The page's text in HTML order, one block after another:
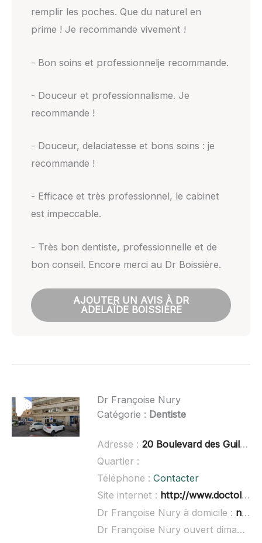
remplir les poches. Que du naturel en
prime ! Je recommande vivement !
- Bon soins et professionnelje recommande.
- Douceur et professionnalisme. Je
recommande !
- Douceur, delaciatesse et bons soins : je
recommande !
- Efficace et très professionnel, le cabinet
est impeccable.
- Très bon dentiste, professionnelle et de
bon conseil. Encore merci au Dr Boissière.
AJOUTER UN AVIS À DR
ADELAÏDE BOISSIÈRE
Dr Françoise Nury
Catégorie : Dentiste
Adresse : 20 Boulevard des Guilhems, 34250 Palavas-les-Flots
Quartier :
Téléphone : Contacter
Site internet : http://www.doctolib.fr/dentiste/palavas-les-flots/francoise-nury
Dr Françoise Nury à domicile : non renseigné
Dr Françoise Nury ouvert dimanche :